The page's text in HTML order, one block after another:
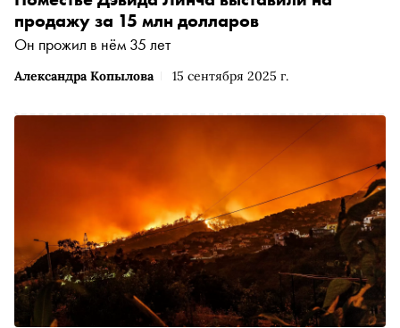
Александра Копылова 15 сентября 2025 г.
продажу за 15 млн долларов
Он прожил в нём 35 лет